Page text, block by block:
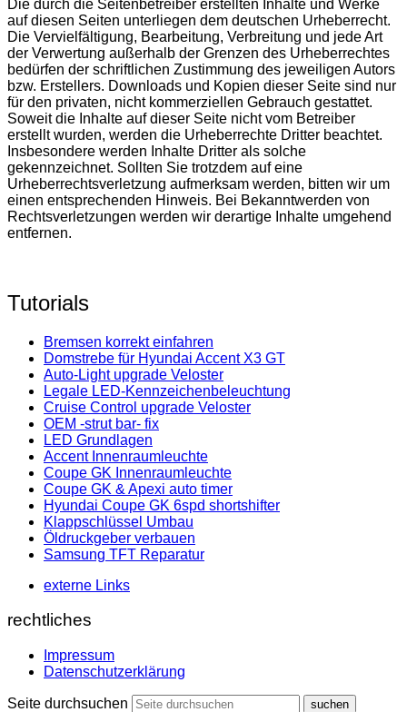
Die durch die Seitenbetreiber erstellten Inhalte und Werke
auf diesen Seiten unterliegen dem deutschen Urheberrecht.
Die Vervielfältigung, Bearbeitung, Verbreitung und jede Art
der Verwertung außerhalb der Grenzen des Urheberrechtes
bedürfen der schriftlichen Zustimmung des jeweiligen Autors
bzw. Erstellers. Downloads und Kopien dieser Seite sind nur
für den privaten, nicht kommerziellen Gebrauch gestattet.
Soweit die Inhalte auf dieser Seite nicht vom Betreiber
erstellt wurden, werden die Urheberrechte Dritter beachtet.
Insbesondere werden Inhalte Dritter als solche
gekennzeichnet. Sollten Sie trotzdem auf eine
Urheberrechtsverletzung aufmerksam werden, bitten wir um
einen entsprechenden Hinweis. Bei Bekanntwerden von
Rechtsverletzungen werden wir derartige Inhalte umgehend
entfernen.
Tutorials
Bremsen korrekt einfahren
Domstrebe für Hyundai Accent X3 GT
Auto-Light upgrade Veloster
Legale LED-Kennzeichenbeleuchtung
Cruise Control upgrade Veloster
OEM -strut bar- fix
LED Grundlagen
Accent Innenraumleuchte
Coupe GK Innenraumleuchte
Coupe GK & Apexi auto timer
Hyundai Coupe GK 6spd shortshifter
Klappschlüssel Umbau
Öldruckgeber verbauen
Samsung TFT Reparatur
externe Links
rechtliches
Impressum
Datenschutzerklärung
Seite durchsuchen suchen